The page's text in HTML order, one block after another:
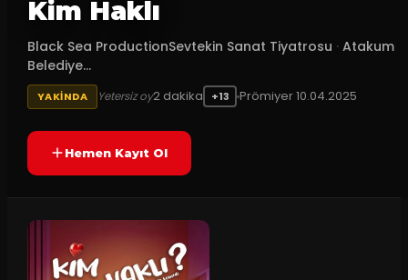
Kim Haklı
Black Sea ProductionSevtekin Sanat Tiyatrosu · Atakum
Belediye...
YAKINDA Yetersiz oy2 dakika +13 Prömiyer10.04.2025
Hemen Kayıt Ol